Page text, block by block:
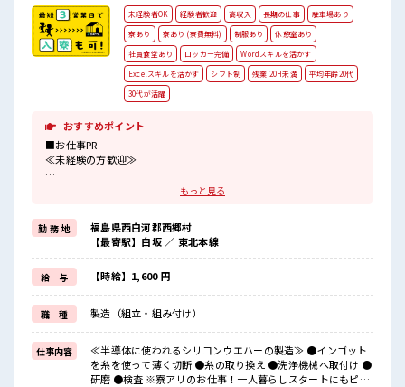
未経験者OK 経験者歓迎 高収入 長期の仕事
駐車場あり
寮あり
寮あり (寮費無料) 制服あり
休憩室あり
社員食堂あり
ロッカー完備
Wordスキルを活かす
Excelスキルを活かす
シフト制 残業 20H未満
平均年齢20代
30代が活躍
おすすめポイント
■お仕事PR
≪未経験の方歓迎≫
もちろん経験ある方も大募集ですが、
イチからスキル・ステップUPしていきましょう★
≪施設設備ばっちり≫
食堂では破格の1食200円台でご飯を食べれちゃう♪
売店もあるので気分によっていろんなものが食べれる★
≪手当充実≫
1か月経過後皆勤手当てで1万円支給♪
6ヶ月経過後は時給50円UPします！
≪寮完備≫
生活に便利な家電付きで寮費0円☆
もっと見る
勤 務 地
福島県西白河郡西郷村
【最寄駅】白坂 ／ 東北本線
給 与 【時給】1,600 円
職 種 製造（組立・組み付け）
仕事内容
≪半導体に使われるシリコンウエハーの製造≫ ●インゴット
を糸を使って薄く切断 ●糸の取り換え ●洗浄機械へ取付け ●
研磨 ●検査 ※寮アリのお仕事！一人暮らしスタートにもピッ